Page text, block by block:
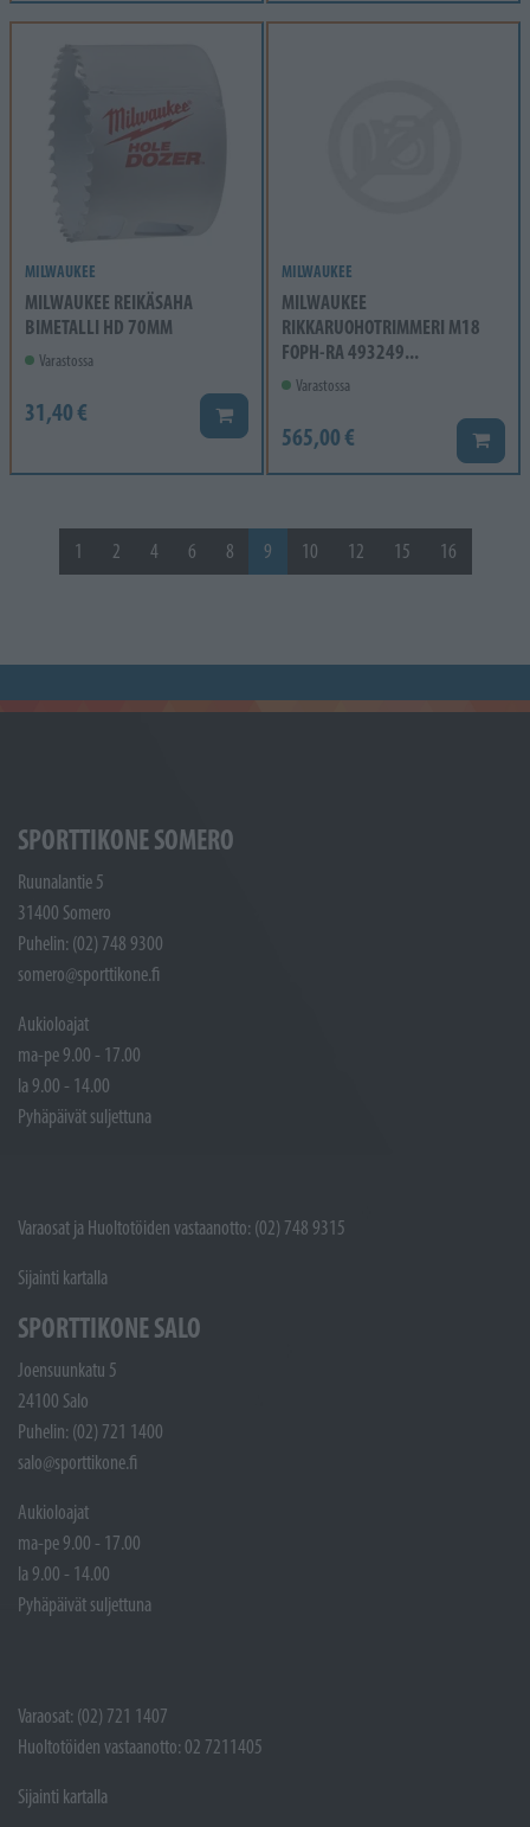
MILWAUKEE
MILWAUKEE REIKÄSAHA
BIMETALLI HD 70MM
Varastossa
31,40 € Lisää koriin
MILWAUKEE
MILWAUKEE
RIKKARUOHOTRIMMERI M18
FOPH-RA 493249...
Varastossa
565,00 € Lisää
1 2 4 6 8 9 10 12 15 16
SPORTTIKONE SOMERO
Ruunalantie 5
31400 Somero
Puhelin: (02) 748 9300
somero@sporttikone.fi
Aukioloajat
ma-pe 9.00 - 17.00
la 9.00 - 14.00
Pyhäpäivät suljettuna
Varaosat ja Huoltotöiden vastaanotto: (02) 748 9315
Sijainti kartalla
SPORTTIKONE SALO
Joensuunkatu 5
24100 Salo
Puhelin: (02) 721 1400
salo@sporttikone.fi
Aukioloajat
ma-pe 9.00 - 17.00
la 9.00 - 14.00
Pyhäpäivät suljettuna
Varaosat: (02) 721 1407
Huoltotöiden vastaanotto: 02 7211405
Sijainti kartalla